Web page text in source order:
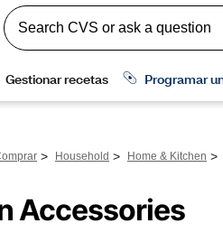
> Household > Home & Kitchen >
Accessories